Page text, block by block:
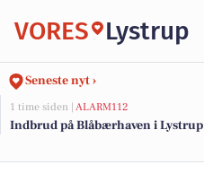
VORES Lystrup
Seneste nyt ›
1 time siden | ALARM112
Indbrud på Blåbærhaven i Lystrup